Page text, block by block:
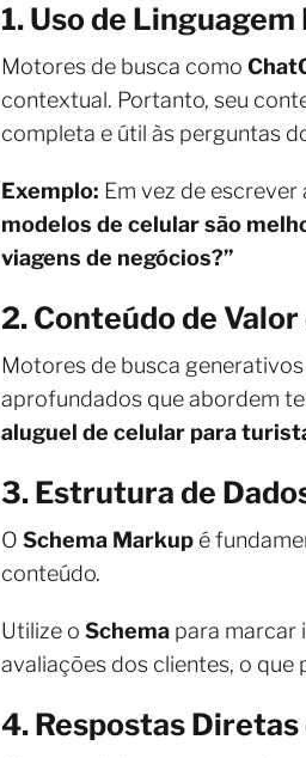
1. Uso de
Motores de busca como
contextual. Portanto, seu
completa e útil às perguntas
Exemplo: Em vez de
modelos de celular são
viagens de negócios?”
2. Conteúdo de
Motores de busca
aprofundados que abordem
aluguel de celular para
3. Estrutura de
O Schema Markup é
conteúdo.
Utilize o Schema para marcar
avaliações dos clientes, o que
4. Respostas